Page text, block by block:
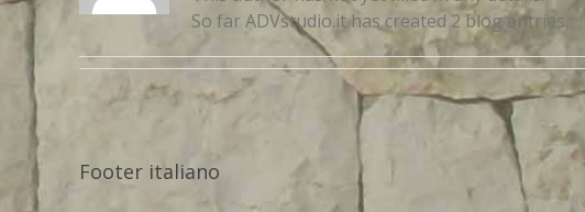
So far ADVstudio.it has created 2 blog entries.
Footer italiano